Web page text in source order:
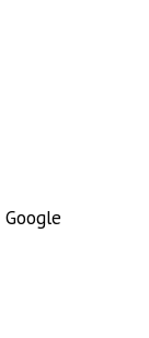
Google